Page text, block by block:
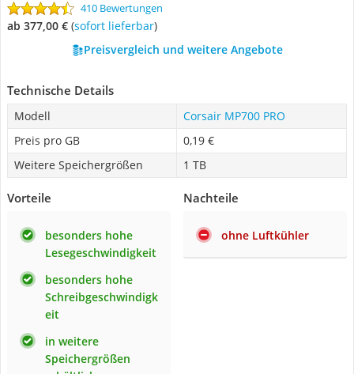
410 Bewertungen
ab 377,00 € ( Sofort lieferbar)
Preisvergleich und weitere Angebote
Technische Details
Modell
Corsair MP700 PRO
Preis pro GB
0,19 €
Weitere Speichergrößen
1 TB
Vorteile
besonders hohe
Lesegeschwindigkeit
besonders hohe
Schreibgeschwindigk
eit
in weitere
Speichergrößen
Nachteile
ohne Luftkühler